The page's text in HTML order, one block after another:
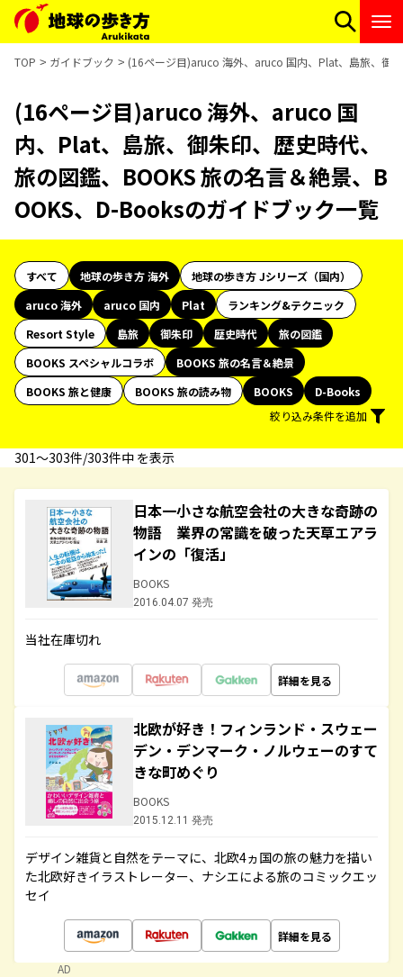
TOP ガイドブック (16ページ目)aruco 海外、aruco 国内、Plat、島旅、御
(16ページ目)aruco 海外、aruco 国
内、Plat、島旅、御朱印、歴史時代、
旅の図鑑、BOOKS 旅の名言＆絶景、B
OOKS、D-Booksのガイドブック一覧
すべて 地球の歩き方 海外
地球の歩き方 Jシリーズ（国内）
aruco 海外
aruco 国内 Plat
ランキング&テクニック
Resort Style
島旅 御朱印 歴史時代
旅の図鑑
BOOKS スペシャルコラボ
BOOKS 旅の名言＆絶景
BOOKS 旅と健康
BOOKS 旅の読み物 BOOKS
D-Books
絞り込み条件を追加
301〜303件/303件中 を表示
日本一小さな航空会社の大きな奇跡の
物語 業界の常識を破った天草エアラ
インの「復活」
BOOKS
2016.04.07 発売
当社在庫切れ
詳細を見る
北欧が好き！フィンランド・スウェー
デン・デンマーク・ノルウェーのすて
きな町めぐり
BOOKS
2015.12.11 発売
デザイン雑貨と自然をテーマに、北欧4ヵ国の旅の魅力を描い
た北欧好きイラストレーター、ナシエによる旅のコミックエッ
セイ
詳細を見る
AD